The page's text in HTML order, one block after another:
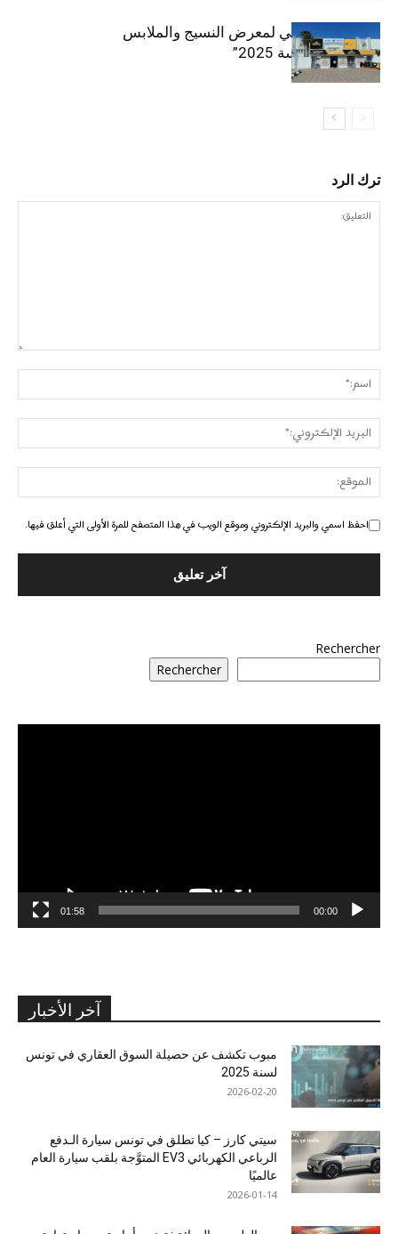
الافتتاح الرسمي لمعرض النسيج والملابس
“إنترتكس سوسة 2025”
ترك الرد
احفظ اسمي والبريد الإلكتروني وموقع الويب في هذا المتصفح للمرة الأولى التي أعلق فيها.
Rechercher
Rechercher
00:00
01:58
آخر الأخبار
مبوب تكشف عن حصيلة السوق العقاري في تونس
لسنة 2025
2026-02-20
سيتي كارز – كيا تطلق في تونس سيارة الـدفع
الرباعي الكهربائي EV3 المتوَّجة بلقب سيارة العام
عالميًا
2026-01-14